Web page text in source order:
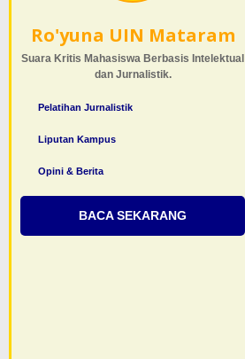
Ro'yuna UIN Mataram
Suara Kritis Mahasiswa Berbasis Intelektual
dan Jurnalistik.
Pelatihan Jurnalistik
Liputan Kampus
Opini & Berita
BACA SEKARANG